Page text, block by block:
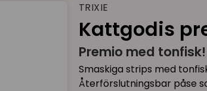
TRIXIE
Kattgodis
Premio med tonfisk!
Smaskiga strips med
Återförslutningsbar påse